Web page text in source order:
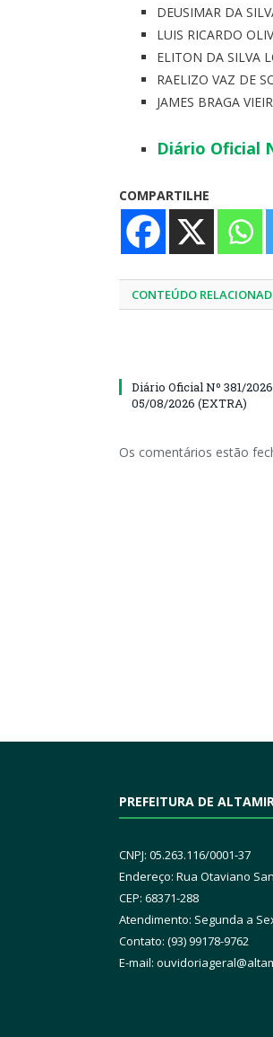
DEUSIMAR DA
LUIS RICARDO
ELITON DA SILVA
RAELIZO VAZ DE
JAMES BRAGA
Diário Oficial
COMPARTILHE
CONTEÚDO
Diário Oficial Nº 381/
05/08/2026 (EXTRA)
Os comentários estão
PREFEITURA DE
CNPJ: 05.263.116/0001-37
Endereço: Rua Otaviano
CEP: 68371-288
Atendimento: Segunda a
Contato: (93) 99178-9762
E-mail: